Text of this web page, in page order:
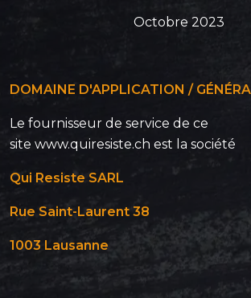
Octobre 2023
DOMAINE D'APPLICATION /
Le fournisseur de service de ce
site www.quiresiste.ch est la société
Qui Resiste SARL
Rue Saint-Laurent 38
1003 Lausanne